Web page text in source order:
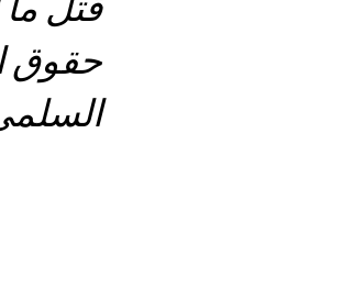
السلمي